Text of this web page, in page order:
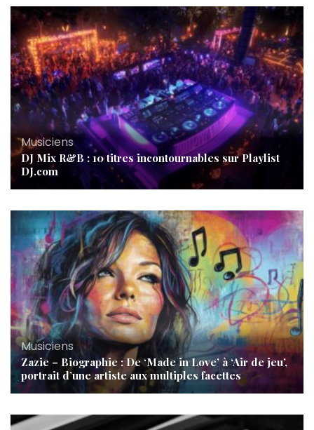
Musiciens
DJ Mix R&B : 10 titres incontournables sur Playlist
DJ.com
Musiciens
Zazie – Biographie : De ‘Made in Love’ à ‘Air de jeu’,
portrait d’une artiste aux multiples facettes